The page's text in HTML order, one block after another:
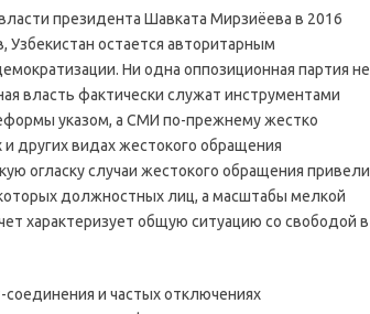
президента Шавката Мирзиёева в 2016
остается авторитарным
Ни одна оппозиционная партия не
власть фактически служат инструментами
указом, а СМИ по-прежнему жестко
других видах жестокого обращения
огласку случаи жестокого обращения привели
должностных лиц, а масштабы мелкой
характеризует общую ситуацию со свободой в
соединения и частых отключениях